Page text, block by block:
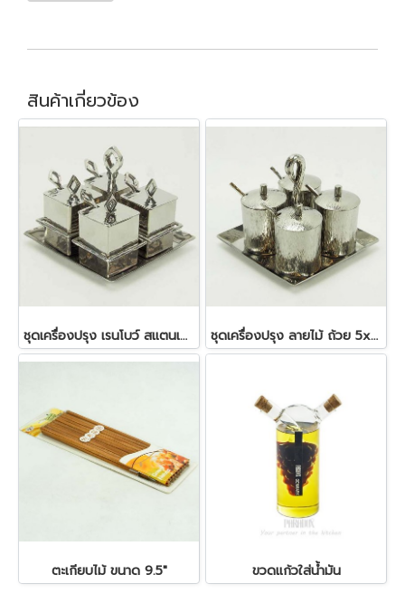
สินค้าเกี่ยวข้อง
ชุดเครื่องปรุง เรนโบว์ สแตนเลส ชุดเครื่องปรุง ลายไม้ ถ้วย 5x5.5 ซม. ถาด 14x14 ซม.
ตะเกียบไม้ ขนาด 9.5" ขวดแก้วใส่น้ำมัน